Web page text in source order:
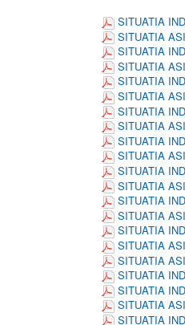
SITUATIA
SITUATIA
SITUATIA
SITUATIA
SITUATIA
SITUATIA
SITUATIA
SITUATIA
SITUATIA
SITUATIA
SITUATIA
SITUATIA
SITUATIA
SITUATIA
SITUATIA
SITUATIA
SITUATIA
SITUATIA
SITUATIA
SITUATIA
SITUATIA